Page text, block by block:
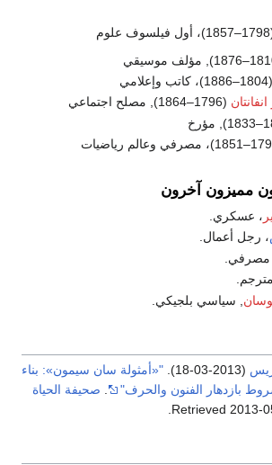
علوم
(1804–1886)، كاتب وإعلامي
(1796–1864), مصلح اجتماعي
مميزون آخرون
، عسكري.
، رجل أعمال.
مصرفي.
, سياسي بلجيكي.
(2013-03-18).
"«أمثولة سان سيمون»: بناء
بازدهار الفنون والحرف"
صحيفة الحياة
2013-